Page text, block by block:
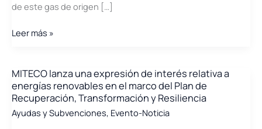
de este gas de origen […]
Consulta
el
Borrador
de
la
Leer más »
MITECO lanza una expresión de interés relativa a
energías renovables en el marco del Plan de
Recuperación, Transformación y Resiliencia
Ayudas y Subvenciones, Evento-Noticia